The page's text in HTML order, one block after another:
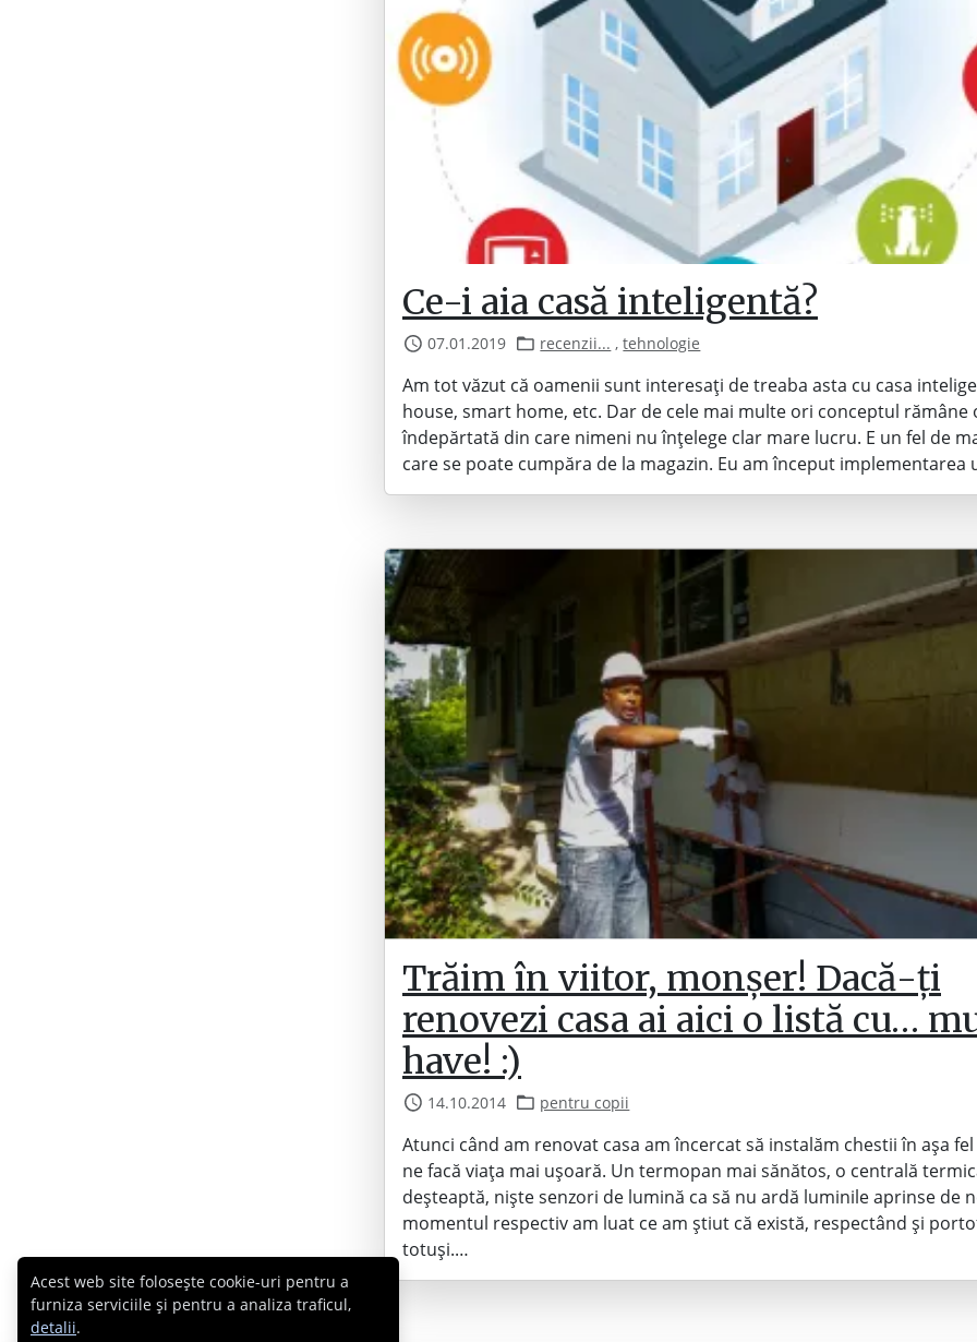
Ce-i aia casă inteligentă?
07.01.2019 recenzii... ,tehnologie
Am tot văzut că oamenii sunt interesați de treaba asta cu casa
house, smart home, etc. Dar de cele mai multe ori conceptul rămâne
îndepărtată din care nimeni nu înțelege clar mare lucru. E un fel de
care se poate cumpăra de la magazin. Eu am început implementarea
Trăim în viitor, monșer! Dacă-ți
renovezi casa ai aici o listă cu…
have! :)
14.10.2014 pentru copii
Atunci când am renovat casa am încercat să instalăm chestii în așa
ne facă viața mai ușoară. Un termopan mai sănătos, o centrală
deșteaptă, niște senzori de lumină ca să nu ardă luminile aprinse de
momentul respectiv am luat ce am știut că există, respectând și
totuși.…
Acest web site folosește cookie-uri pentru a
furniza serviciile și pentru a analiza traficul,
detalii.